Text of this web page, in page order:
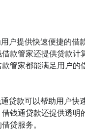
户提供快速便捷的
款管家还提供贷款
管家都能满足用户的
贷款可以帮助用户
钱通贷款还提供透
贷服务。